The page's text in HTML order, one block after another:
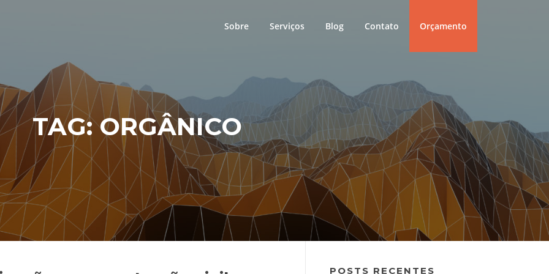
Sobre Serviços Blog Contato Orçamento
TAG:ORGÂNICO
POSTS RECENTES